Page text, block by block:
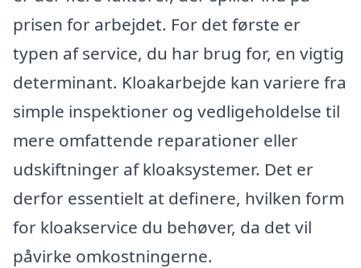
prisen for arbejdet. For det første er
typen af service, du har brug for, en vigtig
determinant. Kloakarbejde kan variere fra
simple inspektioner og vedligeholdelse til
mere omfattende reparationer eller
udskiftninger af kloaksystemer. Det er
derfor essentielt at definere, hvilken form
for kloakservice du behøver, da det vil
påvirke omkostningerne.